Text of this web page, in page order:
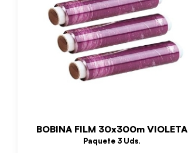
BOBINA FILM 30x300m VIOLETA
Paquete 3 Uds.